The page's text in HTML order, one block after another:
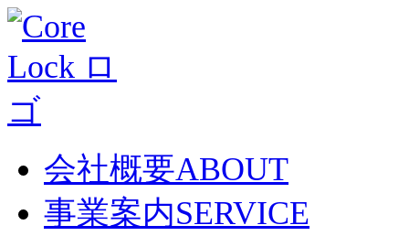
会社概要ABOUT
事業案内SERVICE